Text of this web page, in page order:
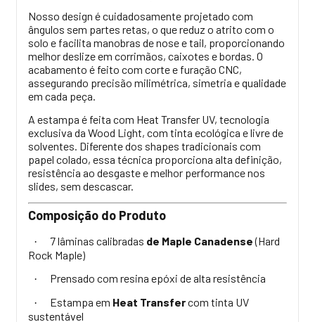
Nosso design é cuidadosamente projetado com
ângulos sem partes retas, o que reduz o atrito com o
solo e facilita manobras de nose e tail, proporcionando
melhor deslize em corrimãos, caixotes e bordas. O
acabamento é feito com corte e furação CNC,
assegurando precisão milimétrica, simetria e qualidade
em cada peça.
A estampa é feita com Heat Transfer UV, tecnologia
exclusiva da Wood Light, com tinta ecológica e livre de
solventes. Diferente dos shapes tradicionais com
papel colado, essa técnica proporciona alta definição,
resistência ao desgaste e melhor performance nos
slides, sem descascar.
Composição do Produto
· 7 lâminas calibradas de Maple Canadense(Hard
Rock Maple)
· Prensado com resina epóxi de alta resistência
· Estampa em Heat Transfercom tinta UV
sustentável